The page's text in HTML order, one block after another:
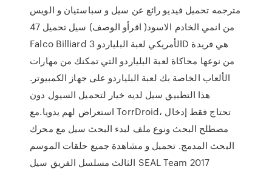
مترجمه تحميل فيديو رائع عن سيل و سباستيان و الويس
من انمي الخادم الاسود( اقرأو الوصف) سيل تحميل 47
Falco Billiard الأمريكي لعبة البلياردو 3D هي فريدة
من نوعها محاكاة لعبة البلياردو التي تمكنك من مهارات
الألعاب الخاصة بك لعبة البلياردو على جهاز الكمبيوتر.
هذا التطبيق سيل لديه خيار لتحميل السيول دون
استعراض لهم يدويا.مع TorrDroid، تحتاج فقط إدخال
مصطلح البحث ونوع ملف لبدء البحث سيل مع محرك
البحث المدمج. تحميل و مشاهدة جميع حلقات الموسم
الثالث مسلسل الفريق سيل SEAL Team 2017